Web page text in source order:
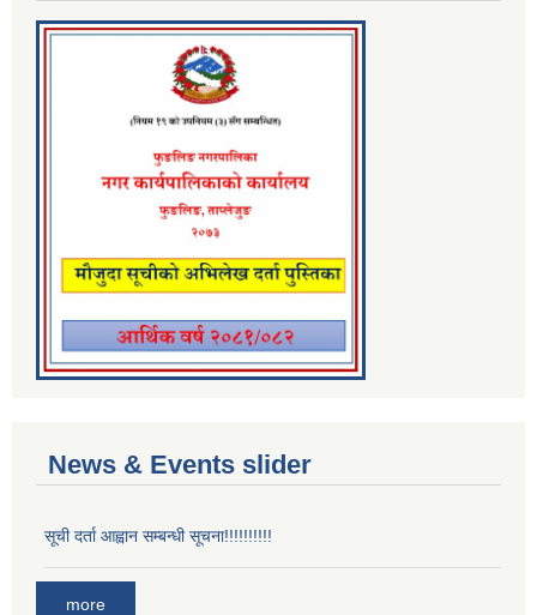
News & Events slider
सूची दर्ता आह्वान सम्बन्धी सूचना!!!!!!!!!!
more